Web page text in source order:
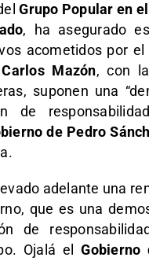
Grupo Popular en
, ha asegurado
acometidos por el
Carlos Mazón, con
suponen una
de
de Pedro
adelante una
que es una
de
Ojalá elGobierno